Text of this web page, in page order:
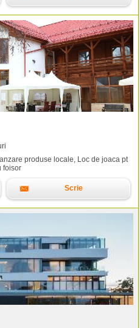
produse locale, Loc de joaca pt
foisor
Scrie